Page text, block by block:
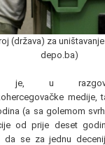
(država) za
depo.ba)
je, u
medije,
(a sa golemom
od prije deset
da se za jednu